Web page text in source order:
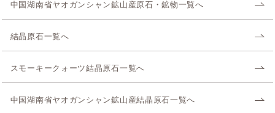
中国湖南省ヤオガンシャン鉱山産原石・鉱物一覧へ
結晶原石一覧へ
スモーキークォーツ結晶原石一覧へ
中国湖南省ヤオガンシャン鉱山産結晶原石一覧へ